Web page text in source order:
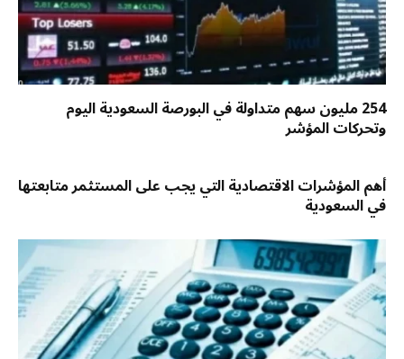
254 مليون سهم متداولة في البورصة السعودية اليوم
وتحركات المؤشر
أهم المؤشرات الاقتصادية التي يجب على المستثمر متابعتها
في السعودية